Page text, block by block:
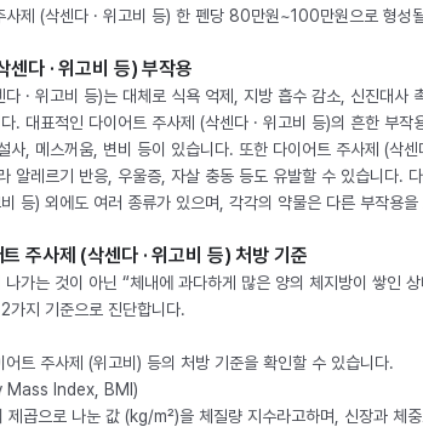
사제 (삭센다 · 위고비 등) 한 펜당 80만원~100만원으로 형성
센다 · 위고비 등) 부작용
다 · 위고비 등)는 대체로 식욕 억제, 지방 흡수 감소, 신진대사
. 대표적인 다이어트 주사제 (삭센다 · 위고비 등)의 흔한 부작
사, 메스꺼움, 변비 등이 있습니다. 또한 다이어트 주사제 (삭센
알레르기 반응, 우울증, 자살 충동 등도 유발할 수 있습니다.
등) 외에도 여러 종류가 있으며, 각각의 약물은 다른 부작용을
주사제 (삭센다 · 위고비 등) 처방 기준
나가는 것이 아닌 “체내에 과다하게 많은 양의 체지방이 쌓인 상
가지 기준으로 진단합니다.
어트 주사제 (위고비) 등의 처방 기준을 확인할 수 있습니다.
Mass Index, BMI)
제곱으로 나눈 값 (kg/m²)을 체질량 지수라고하며, 신장과 체